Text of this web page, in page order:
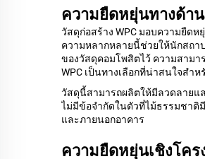
ความยืดหยุ่นทางด้า
วัสดุก่อสร้าง WPC มอบความยืด
ความหลากหลายนี้ช่วยให้นักสถา
ของวัสดุคอมโพสิตไว้ ความสาม
WPC เป็นทางเลือกที่น่าสนใจสำ
วัสดุนี้สามารถผลิตให้มีลวดลายแ
ไม่มีข้อจำกัดในตัวที่ไม้ธรรมชาติ
และภายนอกอาคาร
ความยืดหยุ่นเชิงโคร